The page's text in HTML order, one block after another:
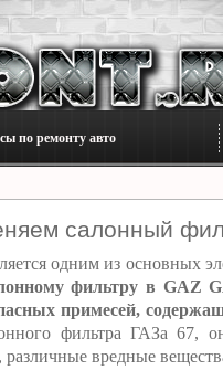
по ремонту авто
салонный
одним из основных
фильтру в GAZ
примесей,
фильтра ГАЗа 67,
вредные